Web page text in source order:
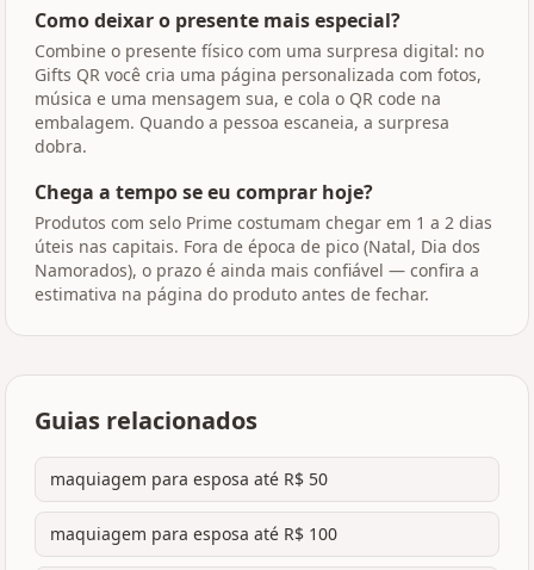
Como deixar o presente mais especial?
Combine o presente físico com uma surpresa digital: no
Gifts QR você cria uma página personalizada com fotos,
música e uma mensagem sua, e cola o QR code na
embalagem. Quando a pessoa escaneia, a surpresa
dobra.
Chega a tempo se eu comprar hoje?
Produtos com selo Prime costumam chegar em 1 a 2 dias
úteis nas capitais. Fora de época de pico (Natal, Dia dos
Namorados), o prazo é ainda mais confiável — confira a
estimativa na página do produto antes de fechar.
Guias relacionados
maquiagem para esposa até R$ 50
maquiagem para esposa até R$ 100